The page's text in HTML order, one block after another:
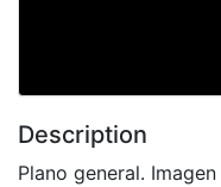
Description
Plano general.